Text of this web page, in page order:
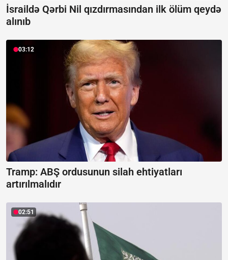
İsraildə Qərbi Nil qızdırmasından ilk ölüm qeydə
alınıb
03:12
Tramp: ABŞ ordusunun silah ehtiyatları
artırılmalıdır
02:51